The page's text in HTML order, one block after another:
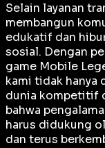
Selain layanan
membangun
edukatif dan
sosial. Dengan
game Mobile
kami tidak hanya
dunia kompetitif
bahwa
harus didukung
dan terus